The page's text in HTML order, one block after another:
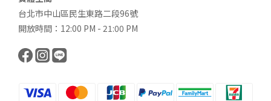
台北市中山區民生東路二段96號
開放時間：12:00 PM - 21:00 PM